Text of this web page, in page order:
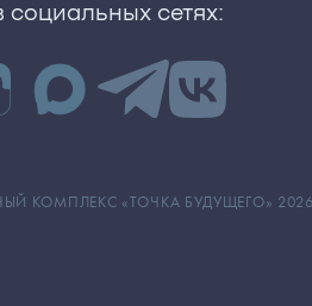
социальных сетях:
КОМПЛЕКС «ТОЧКА БУДУЩЕГО» 2026